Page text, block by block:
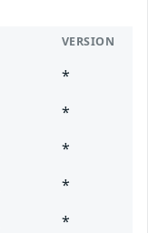
VERSION
*
*
*
*
*